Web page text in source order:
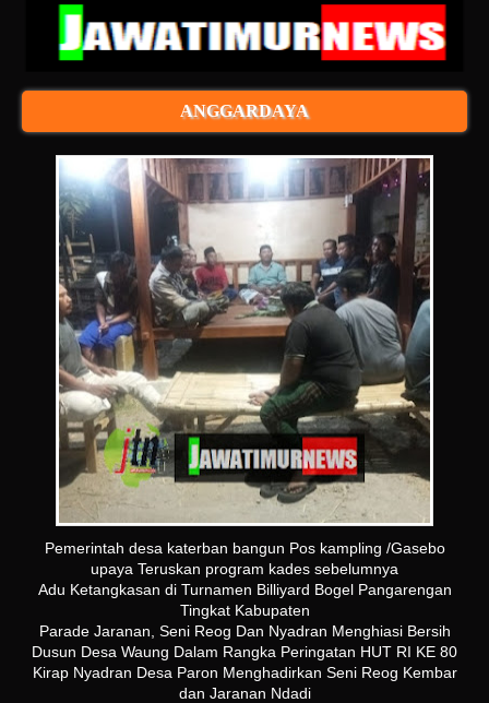
ANGGARDAYA
Pemerintah desa katerban bangun Pos kampling /Gasebo
upaya Teruskan program kades sebelumnya
Adu Ketangkasan di Turnamen Billiyard Bogel Pangarengan
Tingkat Kabupaten
Parade Jaranan, Seni Reog Dan Nyadran Menghiasi Bersih
Dusun Desa Waung Dalam Rangka Peringatan HUT RI KE 80
Kirap Nyadran Desa Paron Menghadirkan Seni Reog Kembar
dan Jaranan Ndadi